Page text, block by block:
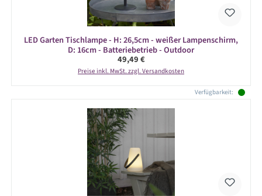
LED Garten Tischlampe - H: 26,5cm - weißer Lampenschirm,
D: 16cm - Batteriebetrieb - Outdoor
Regulärer Preis:
49,49 €
Preise inkl. MwSt. zzgl. Versandkosten
Verfügbarkeit: